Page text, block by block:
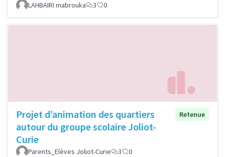
LAHBAIRI mabrouka
3 0
Projet d’animation des quartiers
autour du groupe scolaire Joliot-
Curie
Retenue
Parents_Elèves Joliot-Curie 3 0